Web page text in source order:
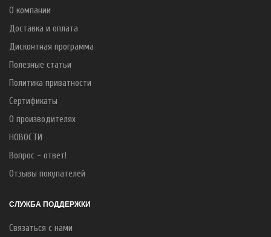
О компании
Доставка и оплата
Дисконтная программа
Полезные статьи
Политика приватности
Сертификаты
О производителях
НОВОСТИ
Вопрос - ответ!
Отзывы покупателей
СЛУЖБА ПОДДЕРЖКИ
Связаться с нами